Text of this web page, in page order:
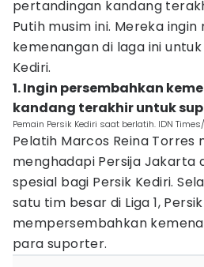
pertandingan kandang
Putih musim ini. Mereka
kemenangan di laga ini
Kediri.
1. Ingin persembahkan
kandang terakhir untuk
Pemain Persik Kediri saat berlatih. IDN
Pelatih Marcos Reina Torres
menghadapi Persija Jakarta
spesial bagi Persik Kediri.
satu tim besar di Liga 1,
mempersembahkan
para suporter.